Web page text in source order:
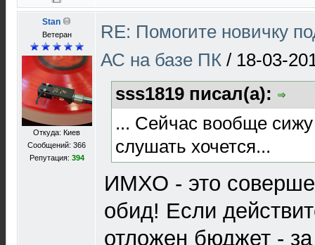
Stan
Ветеран
Откуда: Киев
Сообщений: 366
Репутация: 394
RE: Помогите новичку
АС на базе ПК / 18-03-
sss1819 писал(а):
... Сейчас вообще сижу
слушать хочется...
ИМХО - это
обид! Если
отложен бюджет -